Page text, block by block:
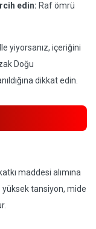
edin: Raf ömrü
yiyorsanız, içeriğini
Doğu
dikkat edin.
maddesi alımına
yüksek tansiyon, mide